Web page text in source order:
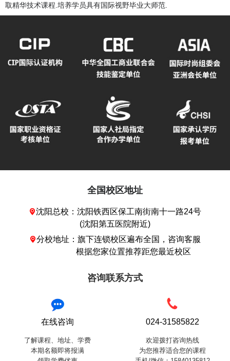
取精华技术课程.培养学员具有国际视野毕业大师范.
全国校区地址
沈阳总校：沈阳铁西区保工南街南十一路24号
(沈阳第五医院附近)
分校地址：旗下连锁校区遍布全国，咨询客服
根据您家位置推荐距您最近校区
咨询联系方式
在线咨询
了解课程、地址、学费
本期名额即将报满
024-31585822
欢迎拨打咨询热线
为您推荐适合您的课程